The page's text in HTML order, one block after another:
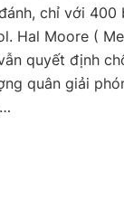
chỉ với 400
Hal Moore (
quyết định
quân giải